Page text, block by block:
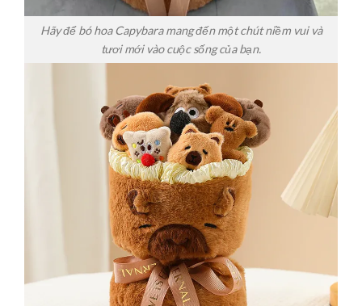
Hãy để bó hoa Capybara mang đến một chút niềm vui và
tươi mới vào cuộc sống của bạn.